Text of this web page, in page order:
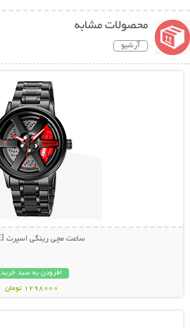
محصولات مشابه
آرشیو
ساعت مچی رینگی اسپرت SKMEI
افزودن به سبد خرید
1298000 تومان